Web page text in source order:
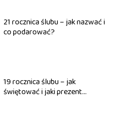
21 rocznica ślubu – jak nazwać i
co podarować?
19 rocznica ślubu – jak
świętować i jaki prezent